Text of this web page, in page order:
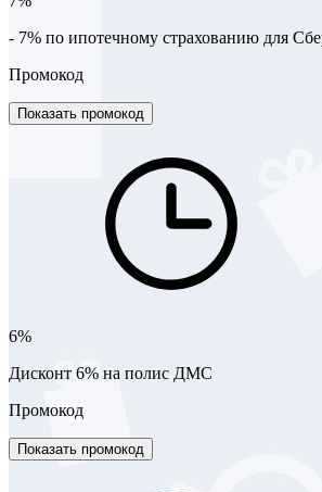
- 7% по ипотечному страхованию для
Промокод
Показать промокод
6%
Дисконт 6% на полис ДМС
Промокод
Показать промокод